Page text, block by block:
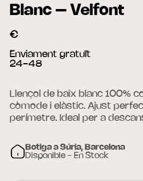
Blanc – Velfont
€
Enviament gratuït
24-48
Llençol de baix blanc 100%
còmode i elàstic. Ajust
perímetre. Ideal per a
Botiga a Súria, Barcelona
Disponible - En Stock